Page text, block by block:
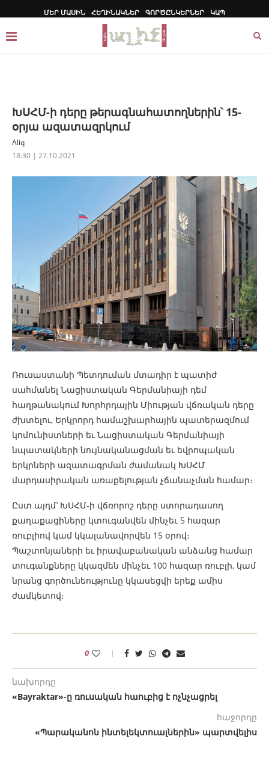
ՄԵՐ ՄԱՍԻՆ ՀԵՂԻՆԱԿՆԵՐ ԳՈՐԾԸՆԿԵՐՆԵՐ ԿԱՊ
ԽՍՀՄ-ի դերը թերագնահատողներին՝ 15-
օրյա ազատազրկում
Aliq
18:30 | 27.10.2021
Ռուսաստանի Պետդուման մտադիր է պատիժ
սահմանել Նացիստական Գերմանիայի դեմ
հաղթանակում Խորհրդային Միության վճռական դերը
ժխտելու, Երկրորդ համաշխարհային պատերազմում
կոմունիստների եւ Նացիստական Գերմանիայի
նպատակների նույնականացման եւ եվրոպական
երկրների ազատագրման ժամանակ ԽՍՀՄ
մարդասիրական առաքելության չճանաչման համար։
Ըստ այդմ՝ ԽՍՀՄ-ի վճռորոշ դերը ստորադասող
քաղաքացիները կտուգանվեն մինչեւ 5 հազար
ռուբլիով կամ կկալանավորվեն 15 օրով։
Պաշտոնյաների եւ իրավաբանական անձանց համար
տուգանքները կկազմեն մինչեւ 100 հազար ռուբլի, կամ
նրանց գործունեությունը կկասեցվի երեք ամիս
ժամկետով։
0
նախորդը
«Bayraktar»-ը ռուսական հաուբից է ոչնչացրել
հաջորդը
«Պարականոն ինտելեկտուալներին» պարտվելիս